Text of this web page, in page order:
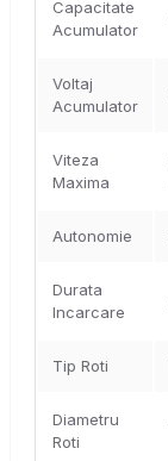
Capacitate
Acumulator
Voltaj
Acumulator
Viteza
Maxima
Autonomie
Durata
Incarcare
Tip Roti
Diametru
Roti